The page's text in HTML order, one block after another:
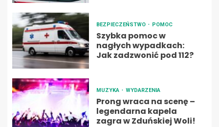
BEZPIECZEŃSTWO POMOC
Szybka pomoc w
nagłych wypadkach:
Jak zadzwonić pod 112?
MUZYKA WYDARZENIA
Prong wraca na scenę –
legendarna kapela
zagra w Zduńskiej Woli!